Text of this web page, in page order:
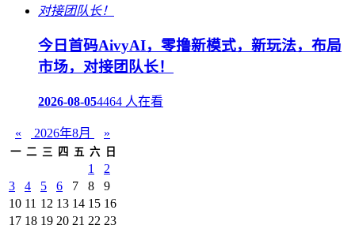
今日首码AivyAI，零撸新模式，新玩法，布局
市场，对接团队长！
2026-08-054464 人在看
« 2026年8月 »
一 二 三 四 五 六 日
1
2
3
4 5 6 7 8
9
10 11 12 13 14 15 16
17 18 19 20 21 22 23